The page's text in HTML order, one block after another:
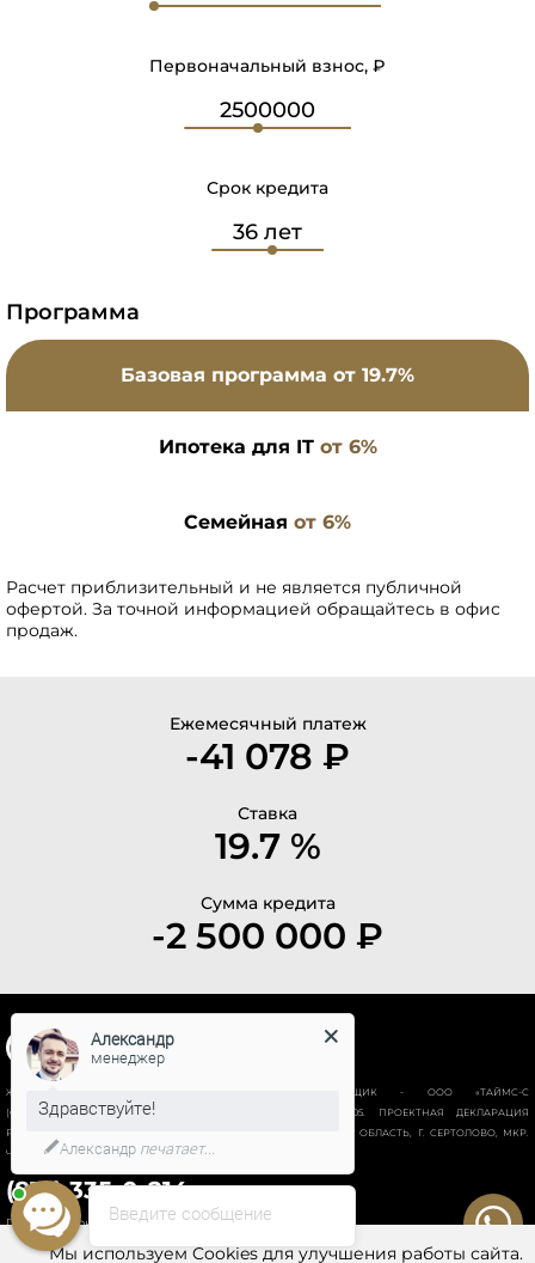
Первоначальный взнос, ₽
Срок кредита
Программа
Базовая программа от 19.7%
Ипотека для IT от 6%
Семейная от 6%
Расчет приблизительный и не является публичной
офертой. За точной информацией обращайтесь в офис
продаж.
Ежемесячный платеж
-41 078 ₽
Ставка
19.7 %
Сумма кредита
-2 500 000 ₽
ЖИЛОЙ КОМПЛЕКС “НОВАЯ ИСТОРИЯ”. ЗАСТРОЙЩИК - ООО «ТАЙМС-С
(СПЕЦИАЛИЗИРОВАННЫЙ ЗАСТРОЙЩИК)», ИНН 78028928605. ПРОЕКТНАЯ ДЕКЛАРАЦИЯ
РАЗМЕЩЕНА НА ПОРТАЛЕ НАШ.ДОМ.РФ. АДРЕС ОБЪЕКТА: ЛЕН. ОБЛАСТЬ, Г. СЕРТОЛОВО, МКР.
ЧЕРНАЯ РЕЧКА, ВОСТОЧНО-ВЫБОРГСКОЕ ШОССЕ, УЧАСТОК № 18
(812) 335-0-214
Политика конфиденциальности
Мы используем Cookies для улучшения работы сайта.
Введите сообщение
Александр
менеджер
Здравствуйте!
Александрпечатает...